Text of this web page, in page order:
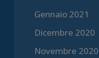
Gennaio 2021
Dicembre 2020
Novembre 2020